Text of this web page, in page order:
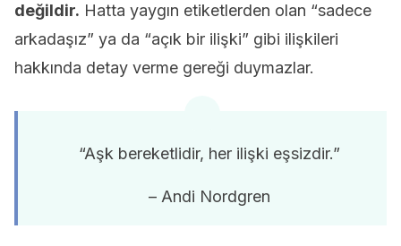
değildir. Hatta yaygın etiketlerden olan “sadece
arkadaşız” ya da “açık bir ilişki” gibi ilişkileri
hakkında detay verme gereği duymazlar.
“Aşk bereketlidir, her ilişki eşsizdir.”
– Andi Nordgren